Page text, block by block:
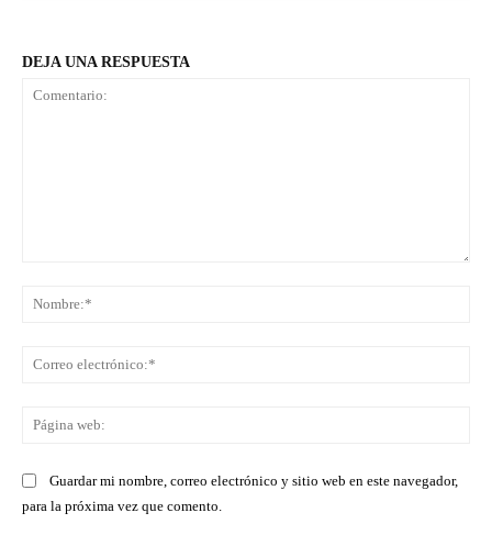
DEJA UNA RESPUESTA
Guardar mi nombre, correo electrónico y sitio web en este navegador,
para la próxima vez que comento.